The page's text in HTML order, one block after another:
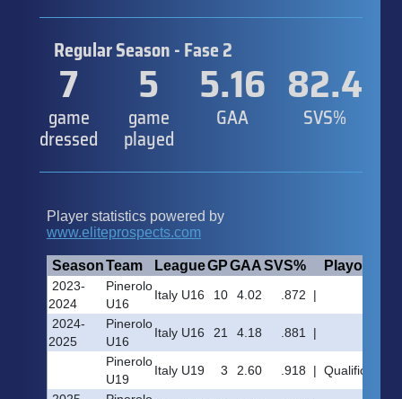
Regular Season - Fase 2
7
game
dressed
5
game
played
5.16
GAA
82.4
SVS%